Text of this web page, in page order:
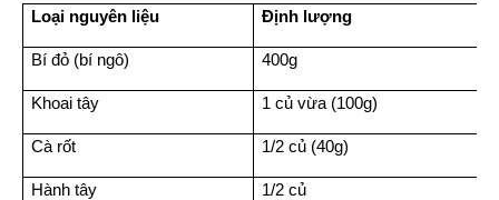
Loại nguyên liệu Định lượng
Bí đỏ (bí ngô) 400g
Khoai tây 1 củ vừa (100g)
Cà rốt 1/2 củ (40g)
Hành tây 1/2 củ